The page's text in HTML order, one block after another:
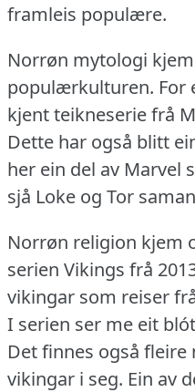
framleis populære.
Norrøn mytologi
populærkulturen. For
kjent teikneserie frå
Dette har også blitt
her ein del av Marvel
sjå Loke og Tor
Norrøn religion kjem
serien Vikings frå
vikingar som reiser
I serien ser me eit
Det finnes også
vikingar i seg. Ein av